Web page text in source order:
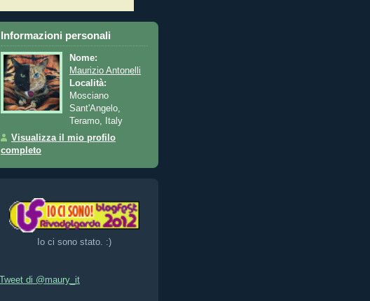
Informazioni personali
Nome:
Maurizio Antonelli
Località:
Mosciano
Sant'Angelo,
Teramo, Italy
Visualizza il mio profilo
completo
Io ci sono stato. :)
Tweet di @maury_it